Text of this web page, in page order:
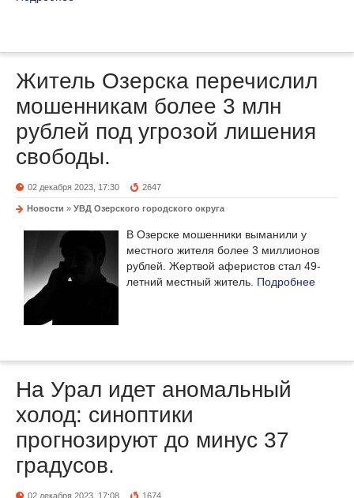
Житель Озерска перечислил
мошенникам более 3 млн
рублей под угрозой лишения
свободы.
02 декабря 2023, 17:30 2647
Новости » УВД Озерского городского округа
В Озерске мошенники выманили у
местного жителя более 3 миллионов
рублей. Жертвой аферистов стал 49-
летний местный житель. Подробнее
На Урал идет аномальный
холод: синоптики
прогнозируют до минус 37
градусов.
02 декабря 2023, 17:08 1674